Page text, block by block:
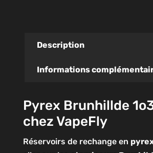
Description
Informations
Pyrex Brunhillde
chez VapeFly
Réservoirs de rechange en